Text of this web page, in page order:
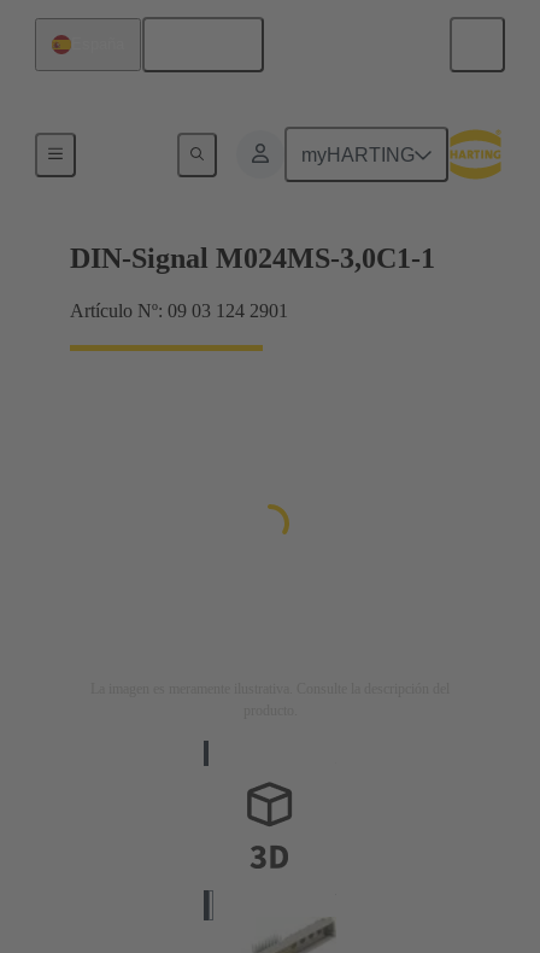
myHARTING
Terminación de placa madre a tarjeta hija
DIN-Signal M024MS-3,0C1-1
Artículo Nº: 09 03 124 2901